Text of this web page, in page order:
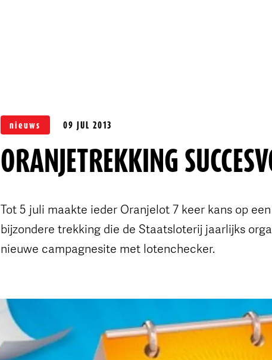
nieuws 09 JUL 2013
ORANJETREKKING
Tot 5 juli maakte ieder Oranjelot 7 keer kans op
bijzondere trekking die de Staatsloterij jaarlijks
nieuwe campagnesite met lotenchecker.